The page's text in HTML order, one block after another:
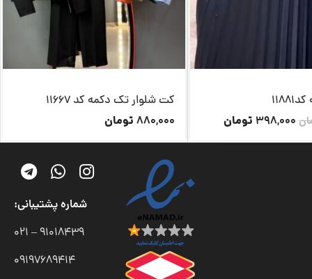
398,000 تومان
کت شلوار تک دکمه کد 11667
880,000 تومان
شماره پشتیبانی:
91018439 – 021
09197689414